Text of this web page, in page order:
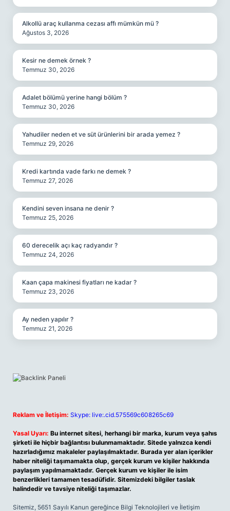
Alkollü araç kullanma cezası affı mümkün mü ?
Ağustos 3, 2026
Kesir ne demek örnek ?
Temmuz 30, 2026
Adalet bölümü yerine hangi bölüm ?
Temmuz 30, 2026
Yahudiler neden et ve süt ürünlerini bir arada yemez ?
Temmuz 29, 2026
Kredi kartında vade farkı ne demek ?
Temmuz 27, 2026
Kendini seven insana ne denir ?
Temmuz 25, 2026
60 derecelik açı kaç radyandır ?
Temmuz 24, 2026
Kaan çapa makinesi fiyatları ne kadar ?
Temmuz 23, 2026
Ay neden yapılır ?
Temmuz 21, 2026
Reklam ve İletişim: Skype: live:.cid.575569c608265c69
Yasal Uyarı: Bu internet sitesi, herhangi bir marka, kurum veya şahıs
şirketi ile hiçbir bağlantısı bulunmamaktadır. Sitede yalnızca kendi
hazırladığımız makaleler paylaşılmaktadır. Burada yer alan içerikler
haber niteliği taşımamakta olup, gerçek kurum ve kişiler hakkında
paylaşım yapılmamaktadır. Gerçek kurum ve kişiler ile isim
benzerlikleri tamamen tesadüfidir. Sitemizdeki bilgiler taslak
halindedir ve tavsiye niteliği taşımazlar.
Sitemiz, 5651 Sayılı Kanun gereğince Bilgi Teknolojileri ve İletişim